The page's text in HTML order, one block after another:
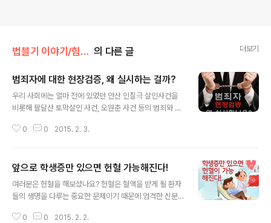
법블기 이야기/힘이되는 법 의 다른 글 더보기
범죄자에 대한 현장검증, 왜 실시하는 걸까?
우리 사회에는 얼마 전에 있었던 안산 인질극 살인사건을
비롯해 팔달산 토막살인 사건, 오원춘 사건 등의 범죄와 같
공통점이 있습니다. 바로 범죄를 저지른 피의자가 현장검
0 0 2015. 2. 3.
앞으로 학생증만 있으면 헌혈 가능해진다!
여러분은 헌혈을 해보셨나요? 헌혈은 혈액을 받게 될 환자
들의 생명을 다루는 중요한 문제이기 때문에 엄격한 신분
명제’를 실시하여 헌혈시 본인을 확인할 수 있는 신분증을
0 0 2015. 2. 2.